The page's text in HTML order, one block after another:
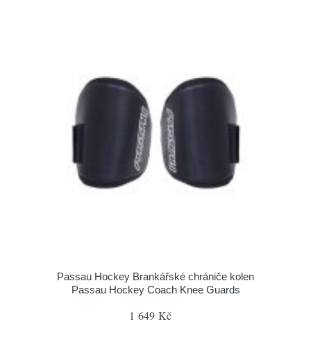
Passau Hockey Brankářské chrániče kolen
Passau Hockey Coach Knee Guards
1 649 Kč